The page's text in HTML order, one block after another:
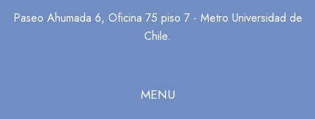
Paseo Ahumada 6, Oficina 75 piso 7 - Metro Universidad de
Chile.
MENU